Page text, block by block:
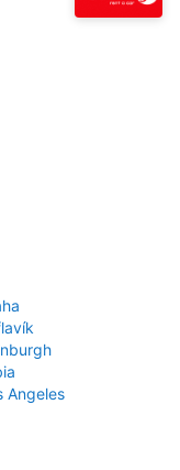
Angeles